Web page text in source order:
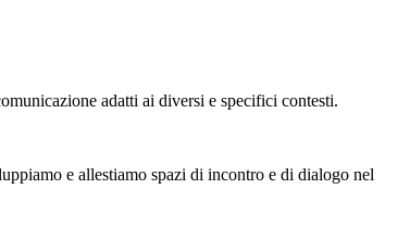
adatti ai diversi e specifici contesti.
e allestiamo spazi di incontro e di dialogo nel